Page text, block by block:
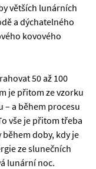
větších lunárních
a dýchatelného
kovového
50 až 100
je přitom ze vzorku
– a během procesu
vše je přitom třeba
doby, kdy je
ze slunečních
lunární noc.